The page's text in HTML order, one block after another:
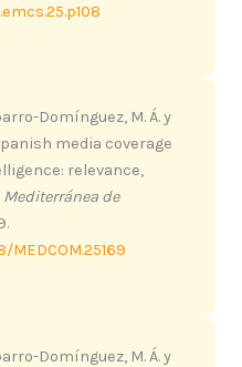
Domínguez, M. Á. y
media coverage
relevance,
Mediterránea de
MEDCOM.25169
Domínguez, M. Á. y